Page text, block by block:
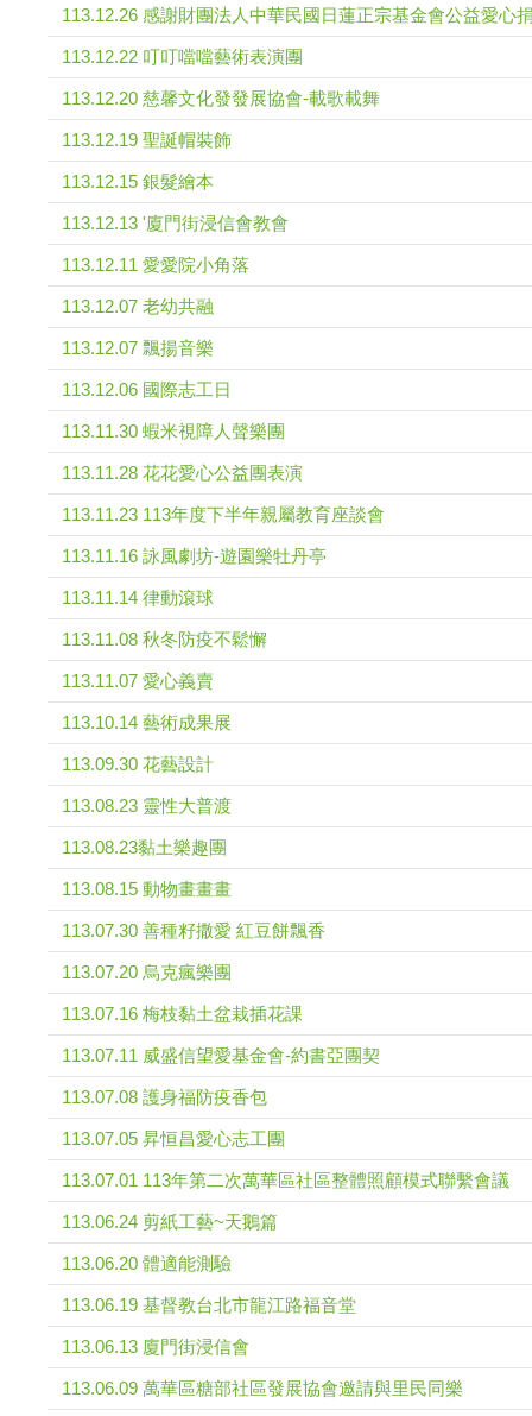
113.12.26 感謝財團法人中華民國日蓮正宗基金會公益愛心
113.12.22 叮叮噹噹藝術表演團
113.12.20 慈馨文化發發展協會-載歌載舞
113.12.19 聖誕帽裝飾
113.12.15 銀髮繪本
113.12.13 '廈門街浸信會教會
113.12.11 愛愛院小角落
113.12.07 老幼共融
113.12.07 飄揚音樂
113.12.06 國際志工日
113.11.30 蝦米視障人聲樂團
113.11.28 花花愛心公益團表演
113.11.23 113年度下半年親屬教育座談會
113.11.16 詠風劇坊-遊園樂牡丹亭
113.11.14 律動滾球
113.11.08 秋冬防疫不鬆懈
113.11.07 愛心義賣
113.10.14 藝術成果展
113.09.30 花藝設計
113.08.23 靈性大普渡
113.08.23黏土樂趣團
113.08.15 動物畫畫畫
113.07.30 善種籽撒愛 紅豆餅飄香
113.07.20 烏克瘋樂團
113.07.16 梅枝黏土盆栽插花課
113.07.11 威盛信望愛基金會-約書亞團契
113.07.08 護身福防疫香包
113.07.05 昇恒昌愛心志工團
113.07.01 113年第二次萬華區社區整體照顧模式聯繫會議
113.06.24 剪紙工藝~天鵝篇
113.06.20 體適能測驗
113.06.19 基督教台北市龍江路福音堂
113.06.13 廈門街浸信會
113.06.09 萬華區糖部社區發展協會邀請與里民同樂